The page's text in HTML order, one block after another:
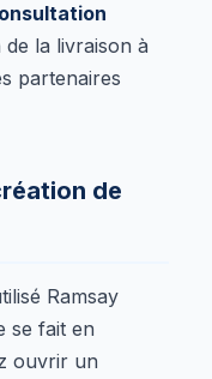
la livraison à
partenaires
de
Ramsay
se fait en
ouvrir un